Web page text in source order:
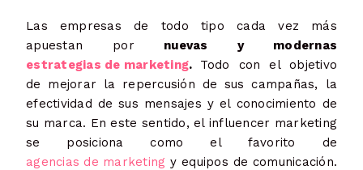
Las empresas de todo tipo cada vez más
apuestan pornuevas y modernas
estrategias de marketing. Todo con el objetivo
de mejorar la repercusión de sus campañas, la
efectividad de sus mensajes y el conocimiento de
su marca. En este sentido, el influencer marketing
se posiciona como el favorito de
agencias de marketing y equipos de comunicación.